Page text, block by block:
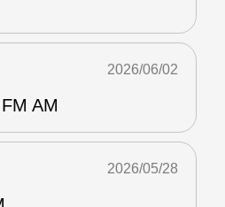
AM
2026/06/02
2026/05/28